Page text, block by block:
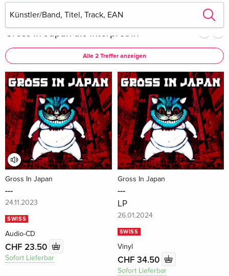
Artikel von Gross In Japan anzeigen imkompletten Shop
Gross In Japan als Interpret/in
Alle 2 Treffer anzeigen
Gross In Japan
---
24.11.2023
SWISS
Audio-CD
CHF 23.50
Sofort Lieferbar
Gross In Japan
---
LP
26.01.2024
SWISS
Vinyl
CHF 34.50
Sofort Lieferbar